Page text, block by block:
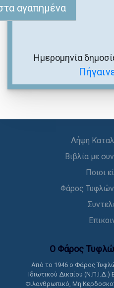
αγαπημένα
Ημερομηνία
Λήψη
Βιβλία με
Ποιοι
Φάρος
Ο Φάρος
Από το 1946 ο Φάρος
Ιδιωτικού Δικαίου
Φιλανθρωπικό, Μη